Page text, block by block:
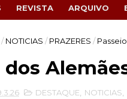
REVISTA ARQUIVO
/ NOTICIAS / PRAZERES /
dos
DESTAQUE NOTICIAS